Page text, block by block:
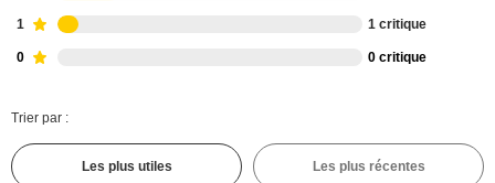
1 1 critique
0 0 critique
Trier par :
Les plus utiles Les plus récentes